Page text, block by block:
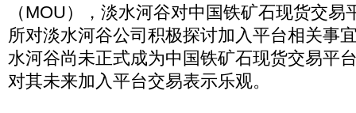
（MOU），淡水河谷对中国铁矿石现货交易
所对淡水河谷公司积极探讨加入平台相关事
水河谷尚未正式成为中国铁矿石现货交易平
对其未来加入平台交易表示乐观。